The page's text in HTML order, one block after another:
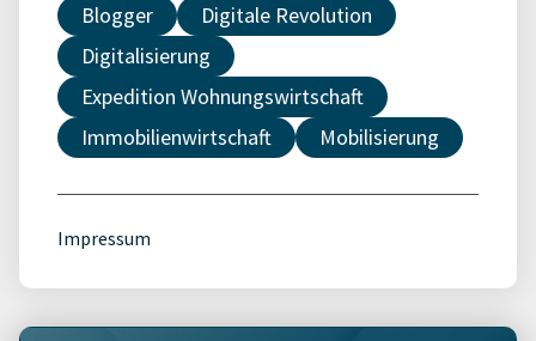
Blogger
Digitale Revolution
Digitalisierung
Expedition Wohnungswirtschaft
Immobilienwirtschaft
Mobilisierung
Impressum